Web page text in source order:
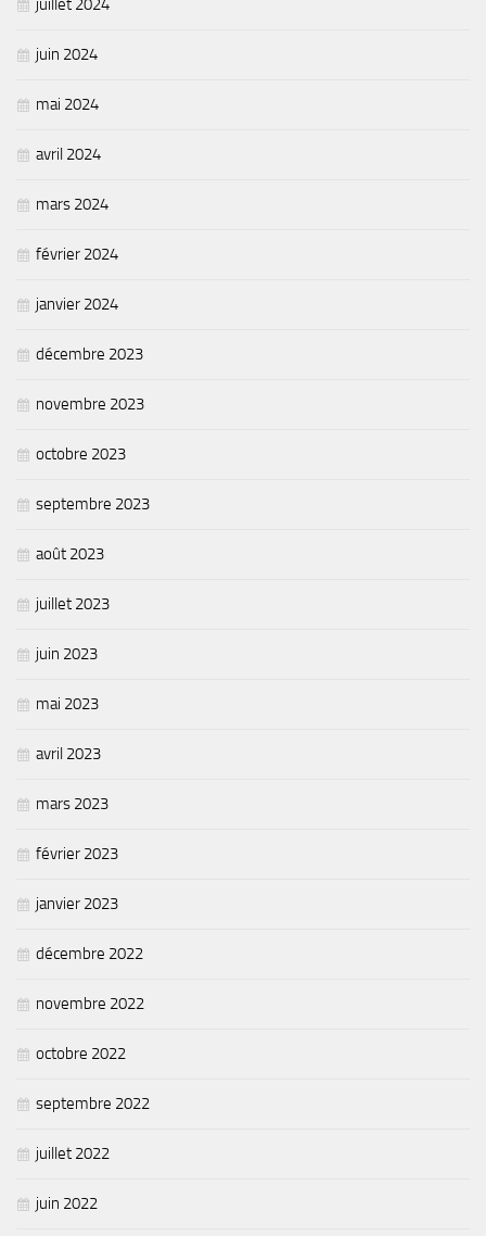
Espace Naturel Sensible (ENS)
Via Ferrata
Développement durable
Déchets
Gestion des cours d’eau
Matheysine Rénovation : l’aide locale pour vos travaux
Eau & Assainissement
juillet 2024
juin 2024
mai 2024
avril 2024
mars 2024
février 2024
janvier 2024
décembre 2023
novembre 2023
octobre 2023
septembre 2023
août 2023
juillet 2023
juin 2023
mai 2023
avril 2023
mars 2023
février 2023
janvier 2023
décembre 2022
novembre 2022
octobre 2022
septembre 2022
juillet 2022
juin 2022